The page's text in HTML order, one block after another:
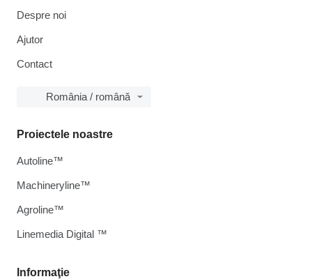
Despre noi
Ajutor
Contact
România / română
Informaţie
Proiectele noastre
Autoline™
Machineryline™
Agroline™
Linemedia Digital ™